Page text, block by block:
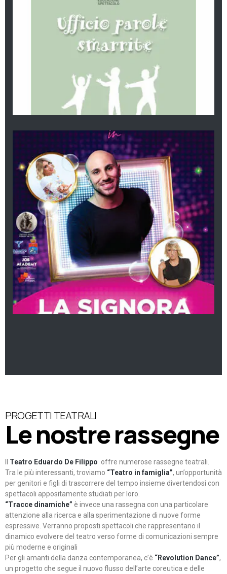
PROGETTI TEATRALI
Le nostre rassegne
Teatro Eduardo De Filippo offre numerose rassegne teatrali.
Tra le più interessanti, troviamo “Teatro in famiglia”, un’opportunità
per genitori e figli di trascorrere del tempo insieme divertendosi con
spettacoli appositamente studiati per loro.
“Tracce dinamiche” è invece una rassegna con una particolare
attenzione alla ricerca e alla sperimentazione di nuove forme
espressive. Verranno proposti spettacoli che rappresentano il
dinamico evolvere del teatro verso forme di comunicazioni sempre
più moderne e originali
Per gli amanti della danza contemporanea, c’è “Revolution Dance”,
un progetto che segue il nuovo flusso dell’arte coreutica e delle